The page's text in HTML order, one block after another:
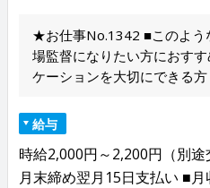
★お仕事No.1342 ■このよう
場監督になりたい方におす
ケーションを大切にできる
給与
時給2,000円～2,200円（別
月末締め翌月15日支払い ■月